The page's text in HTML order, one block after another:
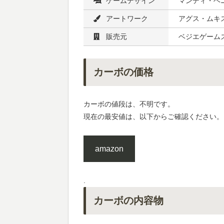
アートワーク アグス・ムキ
販売元 ベジエゲーム
カーボの価格
カーボの値段は、不明です。
現在の最安値は、以下からご確認ください。
amazon
.
カーボの内容物